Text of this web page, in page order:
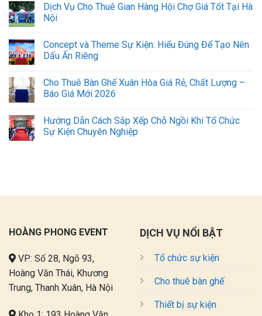
HOTLINE GỌI ZALO
Dịch Vụ Cho Thuê Gian Hàng Hội Chợ Giá Tốt Tại Hà
Nội
Concept và Theme Sự Kiện: Hiểu Đúng Để Tạo Nên
Dấu Ấn Riêng
Cho Thuê Bàn Ghế Xuân Hòa Giá Rẻ, Chất Lượng –
Báo Giá Mới 2026
Hướng Dẫn Cách Sắp Xếp Chỗ Ngồi Khi Tổ Chức
Sự Kiện Chuyên Nghiệp
HOÀNG PHONG EVENT
VP: Số 28, Ngõ 93,
Hoàng Văn Thái, Khương
Trung, Thanh Xuân, Hà Nội
DỊCH VỤ NỔI BẬT
Tổ chức sự kiện
Cho thuê bàn ghế
Thiết bị sự kiện